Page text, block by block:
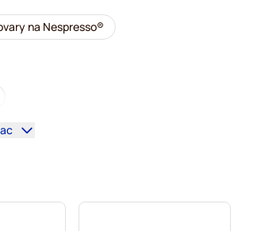
na Nespresso®